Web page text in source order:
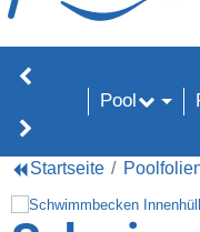
Pool
Startseite